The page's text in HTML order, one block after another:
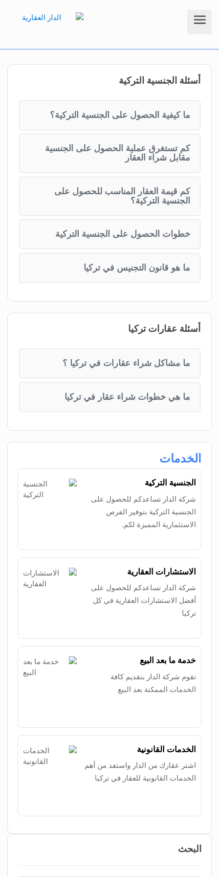
أسئلة الجنسية التركية
ما كيفية الحصول على الجنسية التركية؟
كم تستغرق عملية الحصول على الجنسية
مقابل شراء العقار
كم قيمة العقار المناسب للحصول على
الجنسية التركية؟
خطوات الحصول على الجنسية التركية
ما هو قانون التجنيس في تركيا
أسئلة عقارات تركيا
ما مشاكل شراء عقارات في تركيا ؟
ما هي خطوات شراء عقار في تركيا
الخدمات
الجنسية التركية
شركة الدار تساعدكم للحصول على
الجنسية التركية بتوفير الفرص
الاستثمارية المميزة لكم.
الاستشارات العقارية
شركة الدار تساعدكم للحصول على
أفضل الاستشارات العقارية في كل
تركيا
خدمة ما بعد البيع
تقوم شركة الدار بتقديم كافة
الخدمات الممكنة بعد البيع
الخدمات القانونية
اشتر عقارك من الدار واستفد من أهم
الخدمات القانونية للعقار في تركيا
البحث